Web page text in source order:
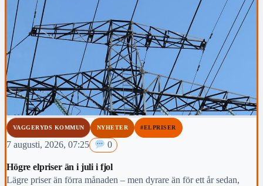
VAGGERYDS KOMMUN NYHETER #ELPRISER
7 augusti, 2026, 07:25 0
Högre elpriser än i juli i fjol
Lägre priser än förra månaden – men dyrare än för ett år sedan,